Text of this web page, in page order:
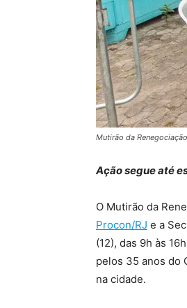
Mutirão da
Ação segue até
O Mutirão da
Procon/RJ e a
(12), das 9h às
pelos 35 anos do
na cidade.